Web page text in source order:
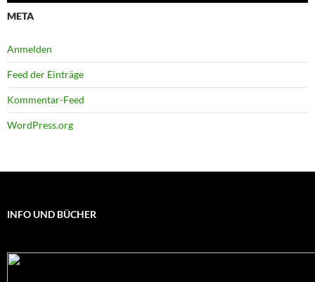
META
Anmelden
Feed der Einträge
Kommentar-Feed
WordPress.org
INFO UND BÜCHER